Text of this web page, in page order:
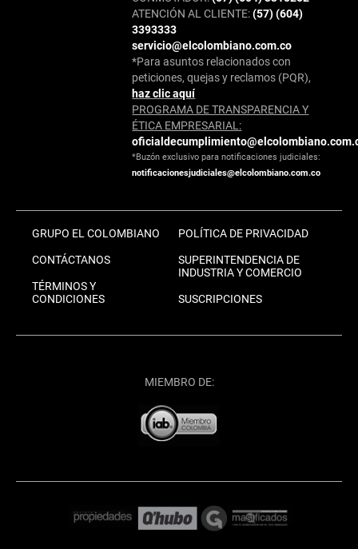
ATENCIÓN AL CLIENTE:(57) (604)
3393333
servicio@elcolombiano.com.co
*Para asuntos relacionados con
peticiones, quejas y reclamos (PQR),
haz clic aquí
PROGRAMA DE TRANSPARENCIA Y
ÉTICA EMPRESARIAL:
*Buzón exclusivo para notificaciones judiciales:
notificacionesjudiciales@elcolombiano.com.co
GRUPO EL COLOMBIANO
CONTÁCTANOS
TÉRMINOS Y
CONDICIONES
POLÍTICA DE PRIVACIDAD
SUPERINTENDENCIA DE
INDUSTRIA Y COMERCIO
SUSCRIPCIONES
MIEMBRO DE: